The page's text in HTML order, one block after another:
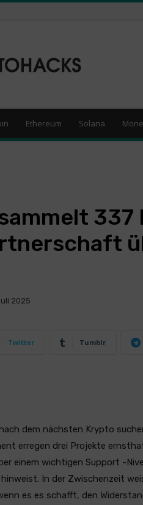
Kryptowährungen
Ethereum Solana
337
2025
Twitter Tumblr
dem nächsten Krypto
erregen drei Projekte
einem wichtigen Support -
In der Zwischenzeit
es es schafft, den